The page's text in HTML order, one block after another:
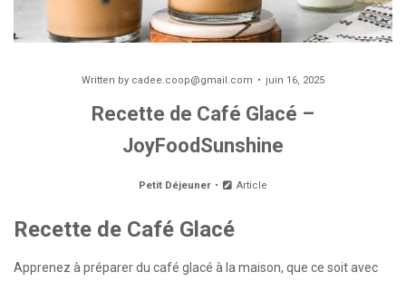
Written by cadee.coop@gmail.com juin 16, 2025
Recette de Café Glacé –
JoyFoodSunshine
Petit Déjeuner Article
Recette de Café Glacé
Apprenez à préparer du café glacé à la maison, que ce soit avec